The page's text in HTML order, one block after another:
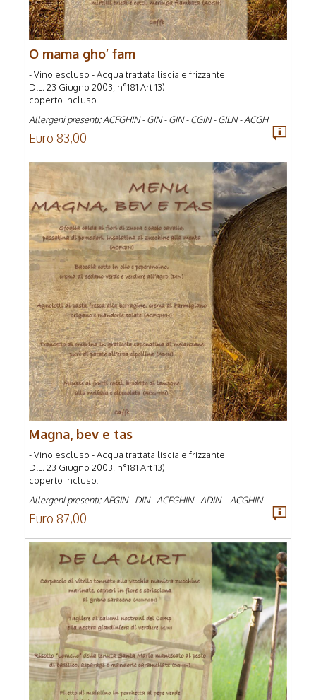
O mama gho’ fam
- Vino escluso - Acqua trattata liscia e frizzante
D.L. 23 Giugno 2003, n°181 Art 13)
coperto incluso.
Allergeni presenti: ACFGHIN - GIN - GIN - CGIN - GILN - ACGH
Euro 83,00
Magna, bev e tas
- Vino escluso - Acqua trattata liscia e frizzante
D.L. 23 Giugno 2003, n°181 Art 13)
coperto incluso.
Allergeni presenti: AFGIN - DIN - ACFGHIN - ADIN - ACGHIN
Euro 87,00